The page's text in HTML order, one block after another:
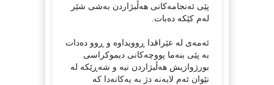
پێی ئەنجامەکانی هەڵبژاردن بەشی شێر
لەم کێکە دەبات.
ئەمەی لە عێراقدا ڕوویداوە و ڕوو دەدات
بە پێی بنەما پووچەکانی دیموکراسی
بورژوازیش هەڵبژاردن نیە و شەڕێکە لە
نێوان ئەم لایەنە دژ بە یەکانەدا کە